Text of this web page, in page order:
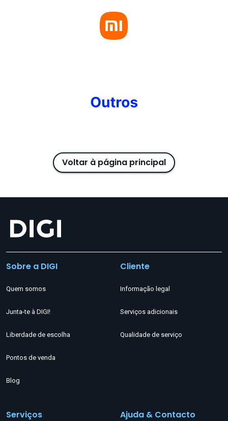
Voltar à página principal
Sobre a DIGI
Quem somos
Junta-te à DIGI!
Liberdade de escolha
Pontos de venda
Blog
Cliente
Informação legal
Serviços adicionais
Qualidade de serviço
Serviços Ajuda & Contacto